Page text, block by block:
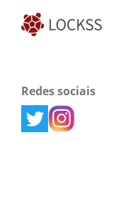
Redes sociais